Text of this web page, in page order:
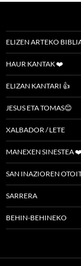
ELIZEN ARTEKO
HAUR KANTAK ❤️
ELIZAN KANTARI 👍
JESUS ETA TOMAS😊
XALBADOR / LETE
MANEXEN SINESTEA ❤️
SAN INAZIOREN
SARRERA
BEHIN-BEHINEKO